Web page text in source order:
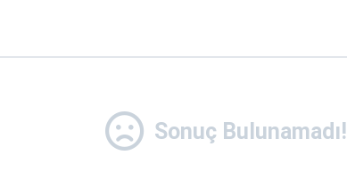
Sonuç Bulunamadı!